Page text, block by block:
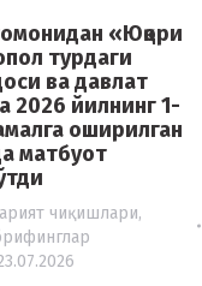
«Юқори
турдаги
ва давлат
2026 йилнинг 1-
оширилган
матбуот
чиқишлари,